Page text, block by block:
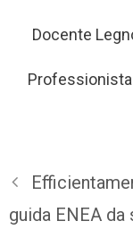
Docente
guida ENEA da